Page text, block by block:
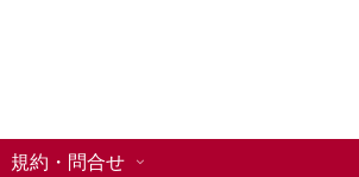
規約・問合せ